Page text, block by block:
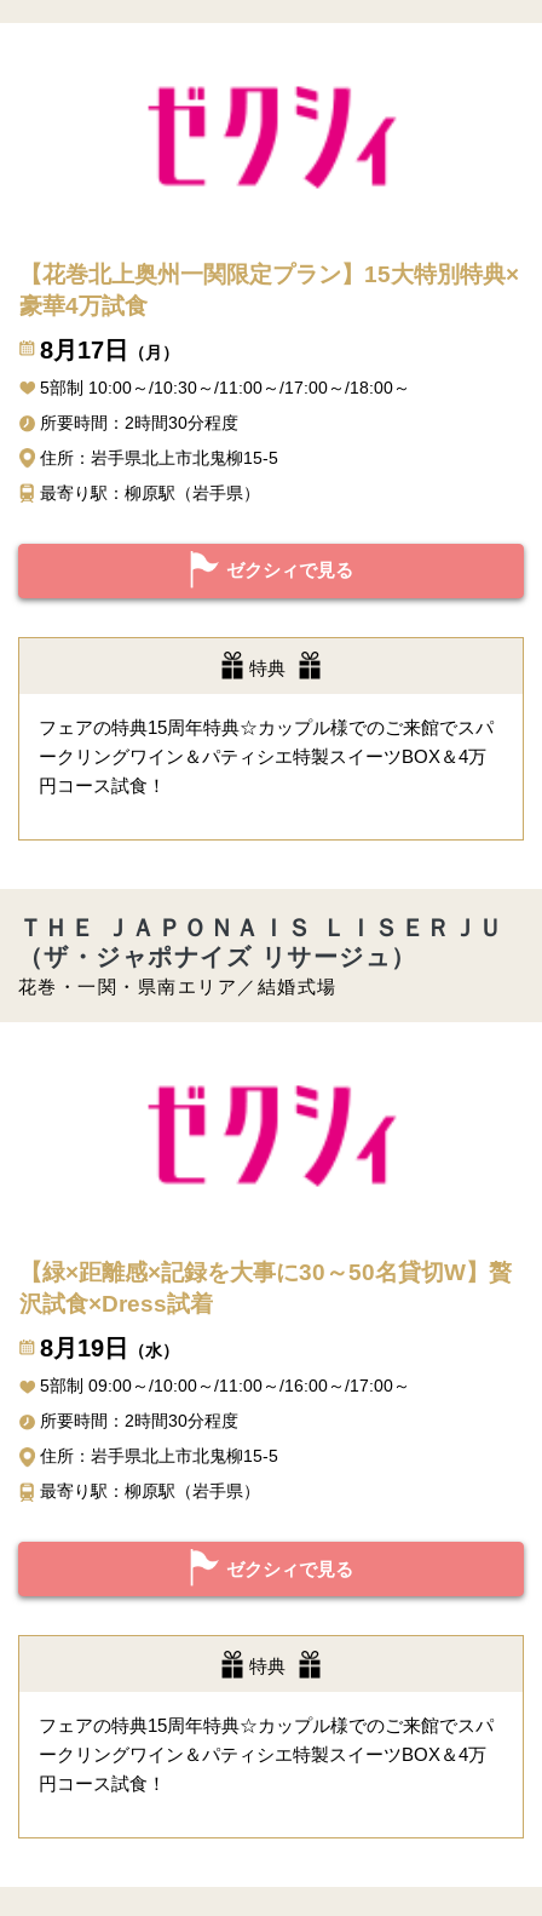
【花巻北上奥州一関限定プラン】15大特別特典×
豪華4万試食
8月17日
（月）
5部制 10:00～/10:30～/11:00～/17:00～/18:00～
所要時間：2時間30分程度
住所：岩手県北上市北鬼柳15-5
最寄り駅：柳原駅（岩手県）
ゼクシィで見る
特典
フェアの特典15周年特典☆カップル様でのご来館でスパ
ークリングワイン＆パティシエ特製スイーツBOX＆4万
円コース試食！
花巻・一関・県南エリア／結婚式場
ＴＨＥ ＪＡＰＯＮＡＩＳ ＬＩＳＥＲＪＵ
（ザ・ジャポナイズ リサージュ）
【緑×距離感×記録を大事に30～50名貸切W】贅
沢試食×Dress試着
8月19日
（水）
5部制 09:00～/10:00～/11:00～/16:00～/17:00～
所要時間：2時間30分程度
住所：岩手県北上市北鬼柳15-5
最寄り駅：柳原駅（岩手県）
ゼクシィで見る
特典
フェアの特典15周年特典☆カップル様でのご来館でスパ
ークリングワイン＆パティシエ特製スイーツBOX＆4万
円コース試食！